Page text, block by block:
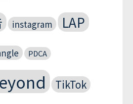
instagram LAP
PDCA
TikTok